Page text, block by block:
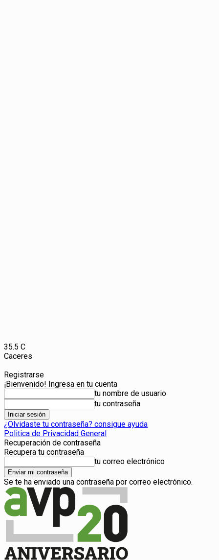
35.5 C
Caceres
Registrarse
¡Bienvenido! Ingresa en tu cuenta
tu nombre de usuario
tu contraseña
¿Olvidaste tu contraseña? consigue ayuda
Politica de Privacidad General
Recuperación de contraseña
Recupera tu contraseña
tu correo electrónico
Se te ha enviado una contraseña por correo electrónico.